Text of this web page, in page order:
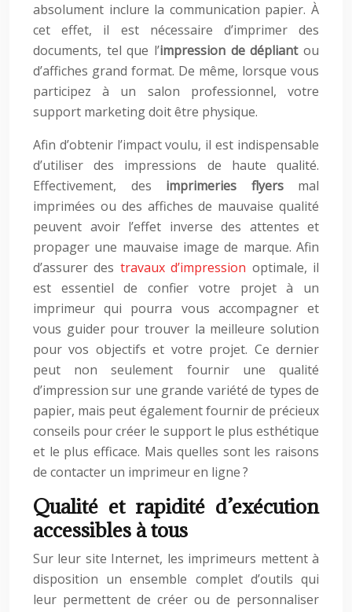
absolument inclure la communication papier. À
cet effet, il est nécessaire d’imprimer des
documents, tel que l’impression de dépliant ou
d’affiches grand format. De même, lorsque vous
participez à un salon professionnel, votre
support marketing doit être physique.
Afin d’obtenir l’impact voulu, il est indispensable
d’utiliser des impressions de haute qualité.
Effectivement, des imprimeries flyersmal
imprimées ou des affiches de mauvaise qualité
peuvent avoir l’effet inverse des attentes et
propager une mauvaise image de marque. Afin
d’assurer des travaux d’impression optimale, il
est essentiel de confier votre projet à un
imprimeur qui pourra vous accompagner et
vous guider pour trouver la meilleure solution
pour vos objectifs et votre projet. Ce dernier
peut non seulement fournir une qualité
d’impression sur une grande variété de types de
papier, mais peut également fournir de précieux
conseils pour créer le support le plus esthétique
et le plus efficace. Mais quelles sont les raisons
de contacter un imprimeur en ligne ?
Qualité et rapidité d’exécution
accessibles à tous
Sur leur site Internet, les imprimeurs mettent à
disposition un ensemble complet d’outils qui
leur permettent de créer ou de personnaliser